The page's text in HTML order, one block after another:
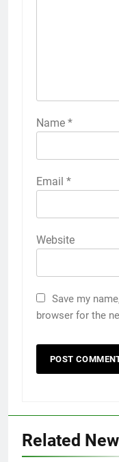
Name *
Email *
Website
Save my
browser for the
Related